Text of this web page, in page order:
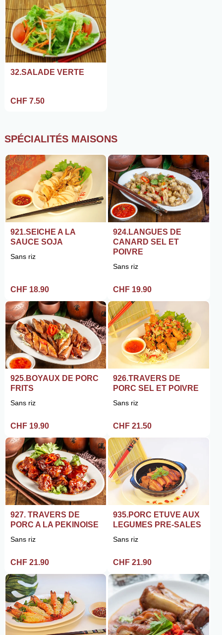
32.SALADE VERTE
CHF 7.50
SPÉCIALITÉS MAISONS
921.SEICHE A LA
SAUCE SOJA
Sans riz
CHF 18.90
924.LANGUES DE
CANARD SEL ET
POIVRE
Sans riz
CHF 19.90
925.BOYAUX DE PORC
FRITS
Sans riz
CHF 19.90
926.TRAVERS DE
PORC SEL ET POIVRE
Sans riz
CHF 21.50
927. TRAVERS DE
PORC A LA PEKINOISE
Sans riz
CHF 21.90
935.PORC ETUVE AUX
LEGUMES PRE-SALES
Sans riz
CHF 21.90